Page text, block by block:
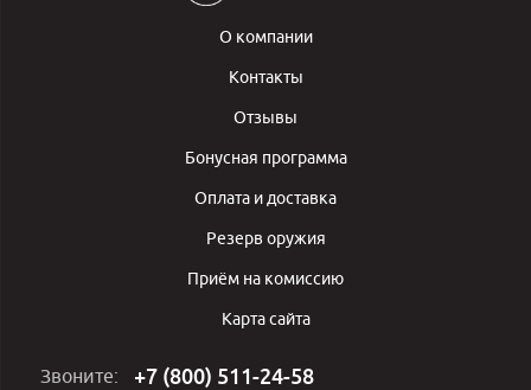
О компании
Контакты
Отзывы
Бонусная программа
Оплата и доставка
Резерв оружия
Приём на комиссию
Карта сайта
Звоните: +7 (800) 511-24-58